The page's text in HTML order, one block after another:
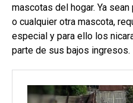
mascotas del hogar. Ya
o cualquier otra mascota,
especial y para ello los
parte de sus bajos ingresos.